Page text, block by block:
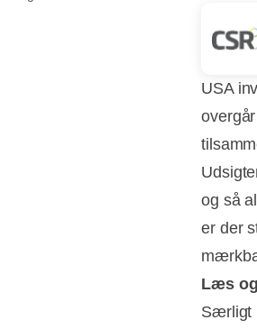
USA
og så
er der
Læs
Særligt